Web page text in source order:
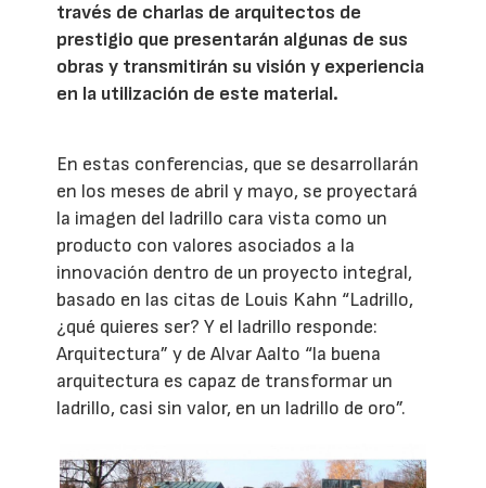
través de charlas de arquitectos de
prestigio que presentarán algunas de sus
obras y transmitirán su visión y experiencia
en la utilización de este material.
En estas conferencias, que se desarrollarán
en los meses de abril y mayo, se proyectará
la imagen del ladrillo cara vista como un
producto con valores asociados a la
innovación dentro de un proyecto integral,
basado en las citas de Louis Kahn “Ladrillo,
¿qué quieres ser? Y el ladrillo responde:
Arquitectura” y de Alvar Aalto “la buena
arquitectura es capaz de transformar un
ladrillo, casi sin valor, en un ladrillo de oro”.